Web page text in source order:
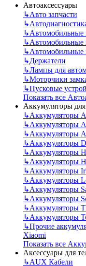
Автоаксессуары
↳Авто запчасти
↳
↳Автомобильные
↳Автомобильные
↳Автомобильные
↳Держатели
↳Лампы для
↳Моторчики
↳Пусковые
Показать все
Аккумуляторы для
↳Аккумуляторы
↳Аккумуляторы
↳Аккумуляторы
↳Аккумуляторы
↳Аккумуляторы
↳Аккумуляторы
↳Аккумуляторы
↳Аккумуляторы
↳Аккумуляторы
↳Аккумуляторы
↳Аккумуляторы
↳Аккумуляторы
↳Прочие
Xiaomi
Показать все
Аксессуары для
↳AUX Кабели